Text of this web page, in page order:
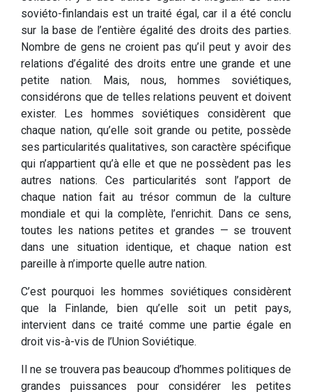
soviéto-finlandais est un traité égal, car il a été conclu
sur la base de l’entière égalité des droits des parties.
Nombre de gens ne croient pas qu’il peut y avoir des
relations d’égalité des droits entre une grande et une
petite nation. Mais, nous, hommes soviétiques,
considérons que de telles relations peuvent et doivent
exister. Les hommes soviétiques considèrent que
chaque nation, qu’elle soit grande ou petite, possède
ses particularités qualitatives, son caractère spécifique
qui n’appartient qu’à elle et que ne possèdent pas les
autres nations. Ces particularités sont l’apport de
chaque nation fait au trésor commun de la culture
mondiale et qui la complète, l’enrichit. Dans ce sens,
toutes les nations petites et grandes — se trouvent
dans une situation identique, et chaque nation est
pareille à n’importe quelle autre nation.
C’est pourquoi les hommes soviétiques considèrent
que la Finlande, bien qu’elle soit un petit pays,
intervient dans ce traité comme une partie égale en
droit vis-à-vis de l’Union Soviétique.
Il ne se trouvera pas beaucoup d’hommes politiques de
grandes puissances pour considérer les petites